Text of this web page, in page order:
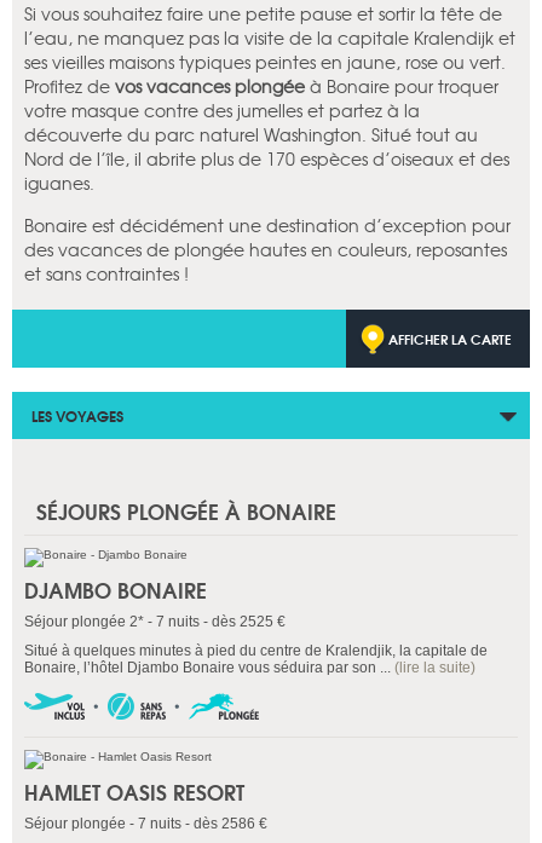
Si vous souhaitez faire une petite pause et sortir la tête de
l’eau, ne manquez pas la visite de la capitale Kralendijk et
ses vieilles maisons typiques peintes en jaune, rose ou vert.
Profitez de vos vacances plongée à Bonaire pour troquer
votre masque contre des jumelles et partez à la
découverte du parc naturel Washington. Situé tout au
Nord de l’île, il abrite plus de 170 espèces d’oiseaux et des
iguanes.
Bonaire est décidément une destination d’exception pour
des vacances de plongée hautes en couleurs, reposantes
et sans contraintes !
AFFICHER LA CARTE
LES VOYAGES
SÉJOURS PLONGÉE À BONAIRE
DJAMBO BONAIRE
Séjour plongée 2* - 7 nuits - dès 2525 €
Situé à quelques minutes à pied du centre de Kralendjik, la capitale de
Bonaire, l’hôtel Djambo Bonaire vous séduira par son ... (lire la suite)
HAMLET OASIS RESORT
Séjour plongée - 7 nuits - dès 2586 €